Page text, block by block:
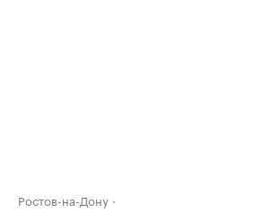
Ростов-на-Дону